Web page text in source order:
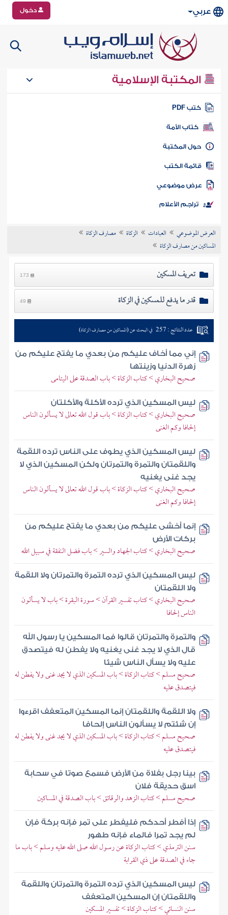
عربي دخول
المكتبة الإسلامية
كتب PDF
كتاب الأمة
المكتبة
الكتب
موضوعي
تراجم الأعلام
العرض الموضوعي العبادات الزكاة
مصارف الزكاة
المساكين من مصارف الزكاة
تعريف المسكين 173
قدر ما يدفع للمسكين في الزكاة 49
عدد النتائج : 257 في البحث عن (المساكين من مصارف الزكاة)
إني مما أخاف عليكم من بعدي ما يفتح عليكم من
زهرة الدنيا وزينتها
صحيح البخاري > كتاب الزكاة > باب الصدقة على اليتامى
ليس المسكين الذي ترده الأكلة والأكلتان
صحيح البخاري > كتاب الزكاة > باب قول الله تعالى لا يسألون الناس
إلحافا وكم الغنى
ليس المسكين الذي يطوف على الناس ترده اللقمة
واللقمتان والتمرة والتمرتان ولكن المسكين الذي لا
يجد غنى يغنيه
صحيح البخاري > كتاب الزكاة > باب قول الله تعالى لا يسألون الناس
إلحافا وكم الغنى
إنما أخشى عليكم من بعدي ما يفتح عليكم من
بركات الأرض
صحيح البخاري > كتاب الجهاد والسير > باب فضل النفقة في سبيل الله
ليس المسكين الذي ترده التمرة والتمرتان ولا اللقمة
ولا اللقمتان
صحيح البخاري > كتاب تفسير القرآن > سورة البقرة > باب لا يسألون
الناس إلحافا
والتمرة والتمرتان قالوا فما المسكين يا رسول الله
قال الذي لا يجد غنى يغنيه ولا يفطن له فيتصدق
عليه ولا يسأل الناس شيئا
صحيح مسلم > كتاب الزكاة > باب المسكين الذي لا يجد غنى ولا يفطن له
فيتصدق عليه
ولا اللقمة واللقمتان إنما المسكين المتعفف اقرءوا
إن شئتم لا يسألون الناس إلحافا
صحيح مسلم > كتاب الزكاة > باب المسكين الذي لا يجد غنى ولا يفطن له
فيتصدق عليه
بينا رجل بفلاة من الأرض فسمع صوتا في سحابة
اسق حديقة فلان
صحيح مسلم > كتاب الزهد والرقائق > باب الصدقة في المساكين
إذا أفطر أحدكم فليفطر على تمر فإنه بركة فإن
لم يجد تمرا فالماء فإنه طهور
سنن الترمذي > كتاب الزكاة عن رسول الله صلى الله عليه وسلم > باب ما
جاء في الصدقة على ذي القرابة
ليس المسكين الذي ترده التمرة والتمرتان واللقمة
واللقمتان إن المسكين المتعفف
سنن النسائي > كتاب الزكاة > تفسير المسكين